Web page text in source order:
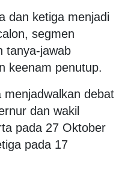
dan ketiga menjadi
segmen
tanya-jawab
keenam penutup.
debat
dan wakil
pada 27 Oktober
pada 17